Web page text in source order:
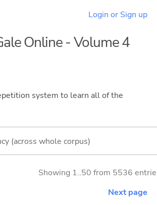
Login or Sign up
Online - Volume 4
system to learn all of the
(across whole corpus)
Showing 1..50 from 5536
Next page